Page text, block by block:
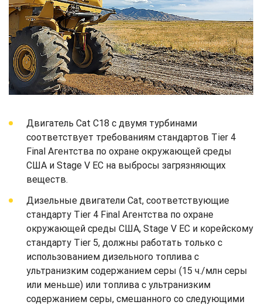
Двигатель Cat C18 с двумя турбинами
соответствует требованиям стандартов Tier 4
Final Агентства по охране окружающей среды
США и Stage V ЕС на выбросы загрязняющих
веществ.
Дизельные двигатели Cat, соответствующие
стандарту Tier 4 Final Агентства по охране
окружающей среды США, Stage V ЕС и корейскому
стандарту Tier 5, должны работать только с
использованием дизельного топлива с
ультранизким содержанием серы (15 ч./млн серы
или меньше) или топлива с ультранизким
содержанием серы, смешанного со следующими